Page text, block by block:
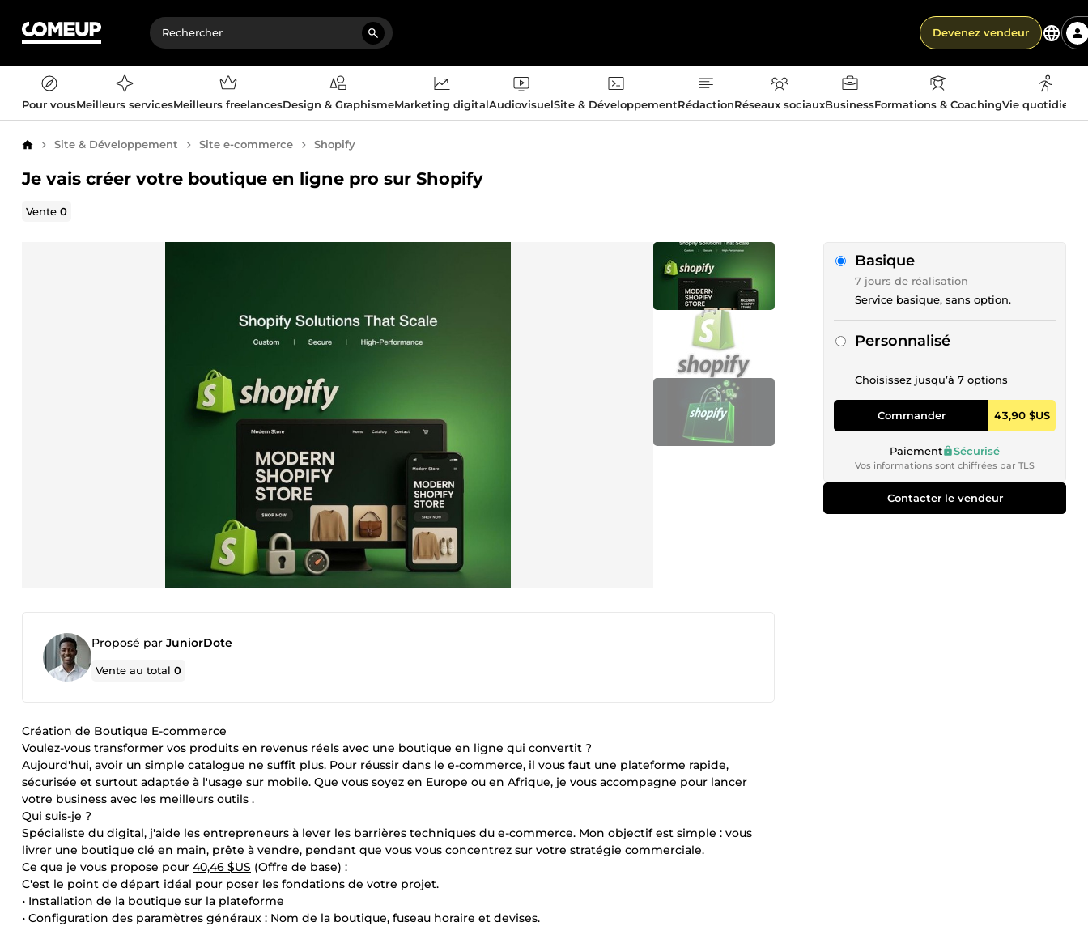
Devenez vendeur
Pour vousMeilleurs servicesMeilleurs freelancesDesign & GraphismeMarketing digitalAudiovisuelSite & DéveloppementRédactionRéseaux sociauxBusinessFormations & CoachingVie
AccueilSite & Développement Site e-commerce Shopify
Je vais créer votre boutique en ligne pro sur Shopify
Vente0
Proposé par JuniorDote
Vente au total0
Création de Boutique E-commerce
Voulez-vous transformer vos produits en revenus réels avec une boutique en ligne qui convertit ?
Aujourd'hui, avoir un simple catalogue ne suffit plus. Pour réussir dans le e-commerce, il vous faut une plateforme rapide,
sécurisée et surtout adaptée à l'usage sur mobile. Que vous soyez en Europe ou en Afrique, je vous accompagne pour lancer
votre business avec les meilleurs outils .
Qui suis-je ?
Spécialiste du digital, j'aide les entrepreneurs à lever les barrières techniques du e-commerce. Mon objectif est simple : vous
livrer une boutique clé en main, prête à vendre, pendant que vous vous concentrez sur votre stratégie commerciale.
Ce que je vous propose pour 40,46 $US (Offre de base) :
C'est le point de départ idéal pour poser les fondations de votre projet.
• Installation de la boutique sur la plateforme
• Configuration des paramètres généraux : Nom de la boutique, fuseau horaire et devises.
Basique
7 jours de réalisation
Service basique, sans option.
Personnalisé
Choisissez jusqu’à 7 options
Commander 43,90 $US
Paiement Sécurisé
Vos informations sont chiffrées par TLS
Contacter le vendeur